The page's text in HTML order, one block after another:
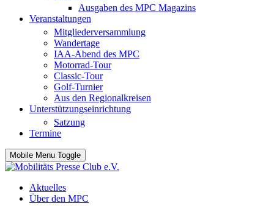
Ausgaben des MPC Magazins
Veranstaltungen
Mitgliederversammlung
Wandertage
IAA-Abend des MPC
Motorrad-Tour
Classic-Tour
Golf-Turnier
Aus den Regionalkreisen
Unterstützungseinrichtung
Satzung
Termine
Mobile Menu Toggle
Aktuelles
Über den MPC